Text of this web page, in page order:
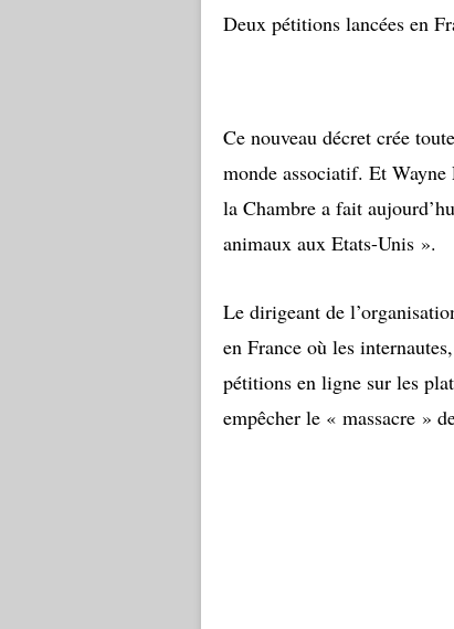
Deux pétitions lancées en
Ce nouveau décret crée
monde associatif. Et Wayne
la Chambre a fait
animaux aux Etats-Unis ».
Le dirigeant de
en France où les
pétitions en ligne sur les
empêcher le « massacre »